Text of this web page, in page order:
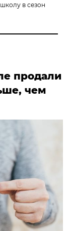
в сезон
продали
чем